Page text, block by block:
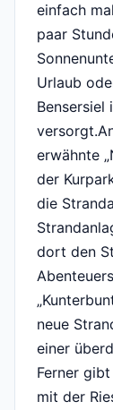
einfach
paar
Urlaub
Bensersiel
erwähnte
der
die
dort den
neue
einer
Ferner
mit der